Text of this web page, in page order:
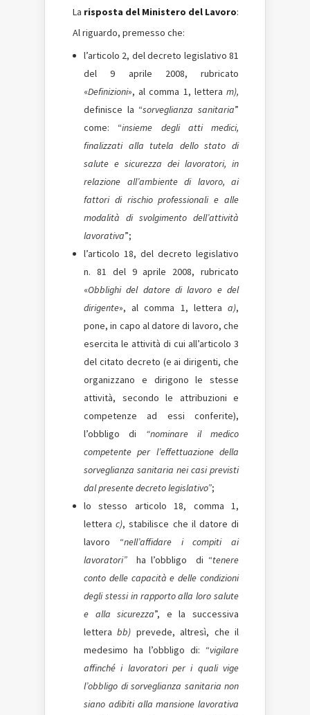
La risposta del Ministero del Lavoro:
Al riguardo, premesso che:
l’articolo 2, del decreto legislativo 81
del 9 aprile 2008, rubricato
«Definizioni», al comma 1, lettera m),
definisce la “sorveglianza sanitaria”
come: “insieme degli atti medici,
finalizzati alla tutela dello stato di
salute e sicurezza dei lavoratori, in
relazione all’ambiente di lavoro, ai
fattori di rischio professionali e alle
modalità di svolgimento dell’attività
lavorativa”;
l’articolo 18, del decreto legislativo
n. 81 del 9 aprile 2008, rubricato
«Obblighi del datore di lavoro e del
dirigente», al comma 1, lettera a),
pone, in capo al datore di lavoro, che
esercita le attività di cui all’articolo 3
del citato decreto (e ai dirigenti, che
organizzano e dirigono le stesse
attività, secondo le attribuzioni e
competenze ad essi conferite),
l’obbligo di “nominare il medico
competente per l’effettuazione della
sorveglianza sanitaria nei casi previsti
dal presente decreto legislativo”;
lo stesso articolo 18, comma 1,
letterac), stabilisce che il datore di
lavoro “nell’affidare i compiti ai
lavoratori”ha l’obbligo di “tenere
conto delle capacità e delle condizioni
degli stessi in rapporto alla loro salute
e alla sicurezza”, e la successiva
letterabb) prevede, altresì, che il
medesimo ha l’obbligo di: “vigilare
affinché i lavoratori per i quali vige
l’obbligo di sorveglianza sanitaria non
siano adibiti alla mansione lavorativa